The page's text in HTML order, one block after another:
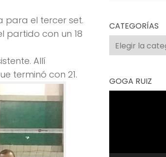
para el tercer set.
partido con un 18
Allí
terminó con 21.
CATEGORÍAS
Categorías
GOGA RUIZ